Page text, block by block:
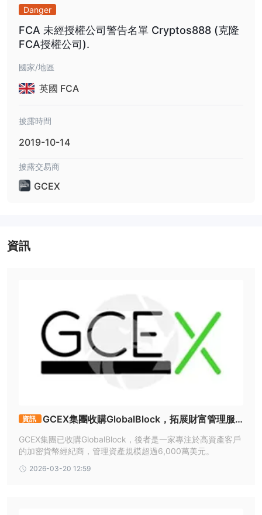
Danger
FCA 未經授權公司警告名單 Cryptos888 (克隆
FCA授權公司).
國家/地區
英國 FCA
披露時間
2019-10-14
披露交易商
GCEX
資訊
資訊
GCEX集團收購GlobalBlock，拓展財富管理服
務
GCEX集團已收購GlobalBlock，後者是一家專注於高資產客戶
的加密貨幣經紀商，管理資產規模超過6,000萬美元。
2026-03-20 12:59